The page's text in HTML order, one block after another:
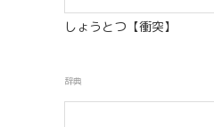
しょうとつ【衝突】
辞典